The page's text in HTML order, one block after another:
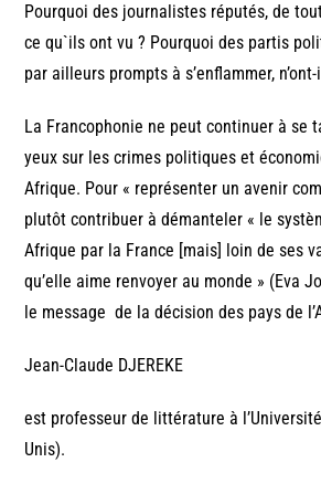
Pourquoi des journalistes réputés, de
ce qu`ils ont vu ? Pourquoi des partis
par ailleurs prompts à s’enflammer,
La Francophonie ne peut continuer à se
yeux sur les crimes politiques et
Afrique. Pour « représenter un avenir
plutôt contribuer à démanteler « le
Afrique par la France [mais] loin de ses
qu’elle aime renvoyer au monde » (Eva
le message de la décision des pays de
Jean-Claude DJEREKE
est professeur de littérature à
Unis).